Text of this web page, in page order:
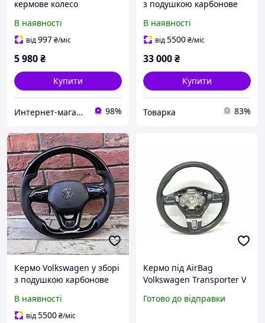
кермове колесо
В наявності
від997₴/міс
5 980₴
Купити
Интернет-магазин автозапчастей ВсеАвто 98%
з подушкою карбонове
В наявності
від5500₴/міс
33 000₴
Купити
Товарка 83%
Кермо Volkswagen у зборі
з подушкою карбонове
В наявності
від5500₴/міс
Кермо під AirBag
Volkswagen Transporter V
Готово до відправки